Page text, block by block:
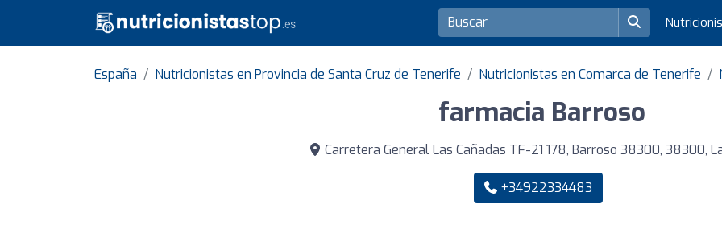
España Nutricionistas en Provincia de Santa Cruz de Tenerife Nutricionistas en Comarca de Tenerife
farmacia Barroso
Carretera General Las Cañadas TF-21 178, Barroso 38300, 38300,
+34922334483